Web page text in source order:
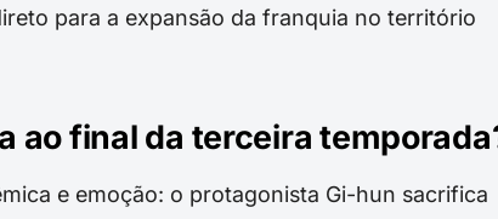
para a expansão da franquia no território
ao final da terceira
e emoção: o protagonista Gi-hun sacrifica